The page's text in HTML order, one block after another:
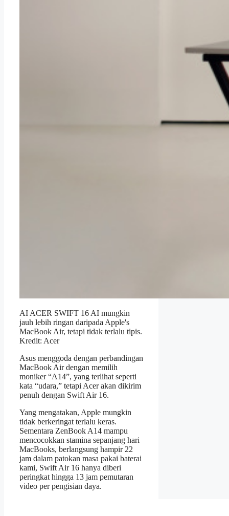
AI ACER SWIFT 16 AI mungkin
jauh lebih ringan daripada Apple's
MacBook Air, tetapi tidak terlalu tipis.
Kredit: Acer
Asus menggoda dengan perbandingan
MacBook Air dengan memilih
moniker “A14”, yang terlihat seperti
kata “udara,” tetapi Acer akan dikirim
penuh dengan Swift Air 16.
Yang mengatakan, Apple mungkin
tidak berkeringat terlalu keras.
Sementara ZenBook A14 mampu
mencocokkan stamina sepanjang hari
MacBooks, berlangsung hampir 22
jam dalam patokan masa pakai baterai
kami, Swift Air 16 hanya diberi
peringkat hingga 13 jam pemutaran
video per pengisian daya.